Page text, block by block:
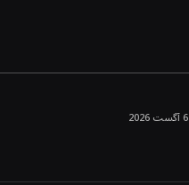
6 آگست 2026